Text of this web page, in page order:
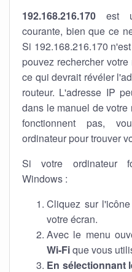
192.168.216.170 est
courante, bien que ce
Si 192.168.216.170
pouvez rechercher
ce qui devrait révéler
routeur. L'adresse IP
dans le manuel de votre
fonctionnent pas,
ordinateur pour trouver
Si votre ordinateur
Windows :
Cliquez sur
votre écran.
Avec le menu
Wi-Fique vous
En sélectionnant